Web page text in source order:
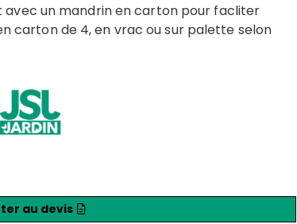
un mandrin en carton pour facliter
carton de 4, en vrac ou sur palette selon
au devis